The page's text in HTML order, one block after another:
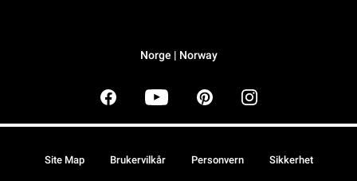
Norge | Norway
Site Map Brukervilkår Personvern Sikkerhet